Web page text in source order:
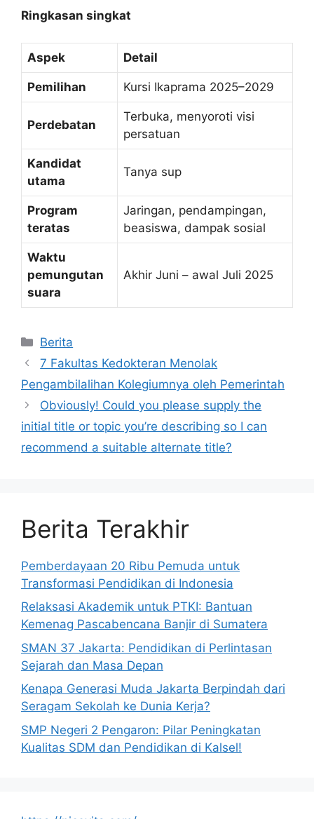
Ringkasan singkat
Aspek Detail
Pemilihan Kursi Ikaprama 2025–2029
Perdebatan
Terbuka, menyoroti visi
persatuan
Kandidat
utama
Tanya sup
Program
teratas
Jaringan, pendampingan,
beasiswa, dampak sosial
Waktu
pemungutan
suara
Akhir Juni – awal Juli 2025
Kategori
Berita
7 Fakultas Kedokteran Menolak
Pengambilalihan Kolegiumnya oleh Pemerintah
Obviously! Could you please supply the
initial title or topic you’re describing so I can
recommend a suitable alternate title?
Berita Terakhir
Pemberdayaan 20 Ribu Pemuda untuk
Transformasi Pendidikan di Indonesia
Relaksasi Akademik untuk PTKI: Bantuan
Kemenag Pascabencana Banjir di Sumatera
SMAN 37 Jakarta: Pendidikan di Perlintasan
Sejarah dan Masa Depan
Kenapa Generasi Muda Jakarta Berpindah dari
Seragam Sekolah ke Dunia Kerja?
SMP Negeri 2 Pengaron: Pilar Peningkatan
Kualitas SDM dan Pendidikan di Kalsel!